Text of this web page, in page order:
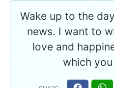
Wake up to the
news. I want to
love and
which